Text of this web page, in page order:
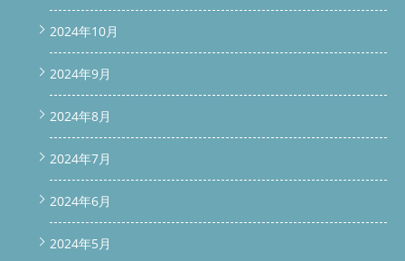
2024年10月
2024年9月
2024年8月
2024年7月
2024年6月
2024年5月